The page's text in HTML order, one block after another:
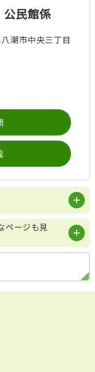
民館係
潮市中央三丁目
ページも見